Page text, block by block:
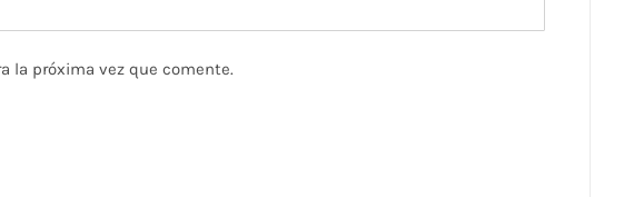
la próxima vez que comente.